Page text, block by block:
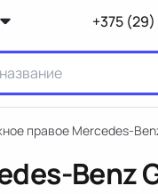
+375
правое Mercedes-
Benz